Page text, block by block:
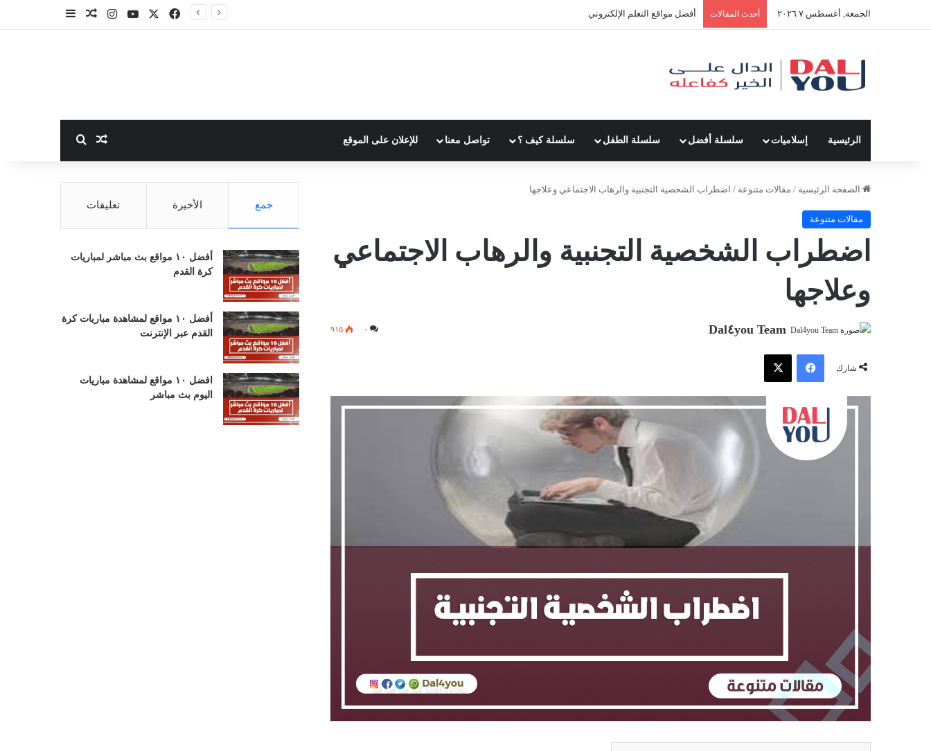
الجمعة, أغسطس ٧ ٢٠٢٦ أحدث المقالات أفضل مواقع التعلم الإلكتروني فيسبوك ‫YouTubeانستقراممقال عشوائي
الرئيسية إسلاميات سلسلة أفضل سلسلة الطفل سلسلة كيف ؟ تواصل معنا للإعلان على الموقع مقال عشوائي
الصفحة الرئيسية / مقالات متنوعة / اضطراب الشخصية التجنبية والرهاب الاجتماعي وعلاجها
مقالات متنوعة
اضطراب الشخصية التجنبية والرهاب الاجتماعي
وعلاجها
Dal٤you Team ٠ ٩١٥
شارك
فيسبوك
جمع الأخيرة تعليقات
أفضل ١٠ مواقع بث مباشر لمباريات
كرة القدم
أفضل ١٠ مواقع لمشاهدة مباريات كرة
القدم عبر الإنترنت
افضل ١٠ مواقع لمشاهدة مباريات
اليوم بث مباشر